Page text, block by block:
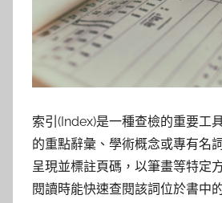
考
部
落
索引(Index)是一種查檢的重要工
的重點辭彙、學術概念或專有名
呈現並標註頁碼，以筆畫等特定
閱讀時能快速查閱該詞位於書中